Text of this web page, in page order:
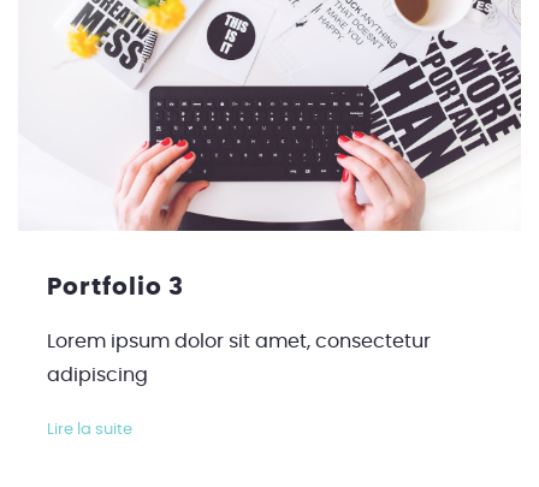
Portfolio 3
Lorem ipsum dolor sit amet, consectetur
adipiscing
Lire la suite